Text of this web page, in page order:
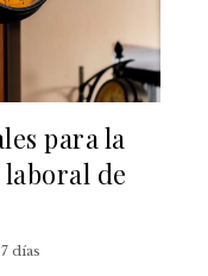
para la
de
días